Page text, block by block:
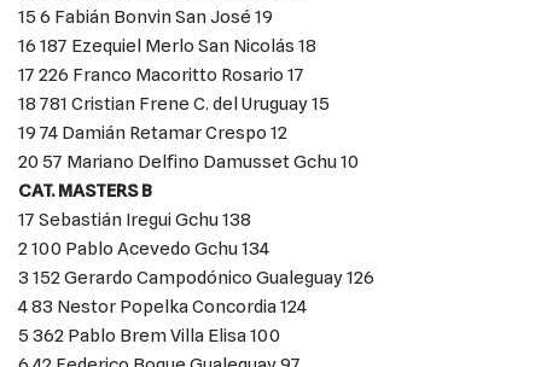
15 6 Fabián Bonvin San José 19
16 187 Ezequiel Merlo San Nicolás 18
17 226 Franco Macoritto Rosario 17
18 781 Cristian Frene C. del Uruguay 15
19 74 Damián Retamar Crespo 12
20 57 Mariano Delfino Damusset Gchu 10
CAT. MASTERS B
17 Sebastián Iregui Gchu 138
2 100 Pablo Acevedo Gchu 134
3 152 Gerardo Campodónico Gualeguay 126
4 83 Nestor Popelka Concordia 124
5 362 Pablo Brem Villa Elisa 100